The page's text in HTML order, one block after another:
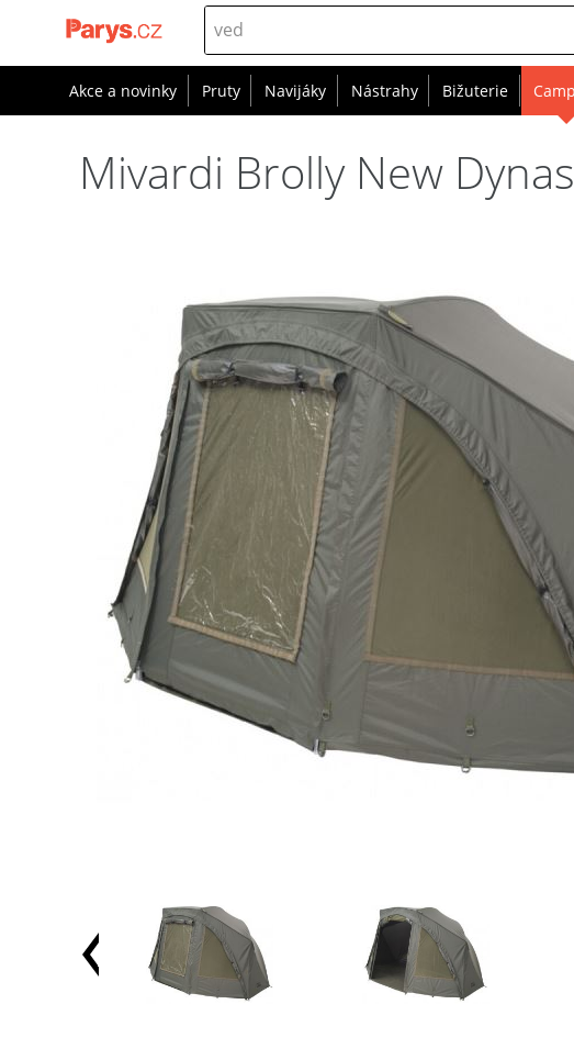
Akce a novinky Pruty Navijáky Nástrahy Bižuterie
Mivardi Brolly New